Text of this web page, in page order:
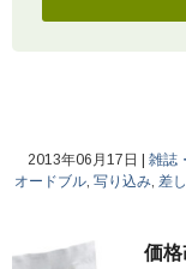
2013年06月17日 | 雑誌
オードブル 写り込み 差
価